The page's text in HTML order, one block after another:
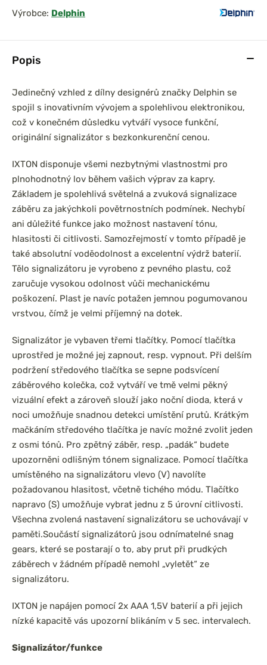
Popis
Jedinečný vzhled z dílny designérů značky Delphin se
spojil s inovativním vývojem a spolehlivou elektronikou,
což v konečném důsledku vytváří vysoce funkční,
originální signalizátor s bezkonkurenční cenou.
IXTON disponuje všemi nezbytnými vlastnostmi pro
plnohodnotný lov během vašich výprav za kapry.
Základem je spolehlivá světelná a zvuková signalizace
záběru za jakýchkoli povětrnostních podmínek. Nechybí
ani důležité funkce jako možnost nastavení tónu,
hlasitosti či citlivosti. Samozřejmostí v tomto případě je
také absolutní voděodolnost a excelentní výdrž baterií.
Tělo signalizátoru je vyrobeno z pevného plastu, což
zaručuje vysokou odolnost vůči mechanickému
poškození. Plast je navíc potažen jemnou pogumovanou
vrstvou, čímž je velmi příjemný na dotek.
Signalizátor je vybaven třemi tlačítky. Pomocí tlačítka
uprostřed je možné jej zapnout, resp. vypnout. Při delším
podržení středového tlačítka se sepne podsvícení
záběrového kolečka, což vytváří ve tmě velmi pěkný
vizuální efekt a zároveň slouží jako noční dioda, která v
noci umožňuje snadnou detekci umístění prutů. Krátkým
mačkáním středového tlačítka je navíc možné zvolit jeden
z osmi tónů. Pro zpětný záběr, resp. „padák“ budete
upozorněni odlišným tónem signalizace. Pomocí tlačítka
umístěného na signalizátoru vlevo (V) navolíte
požadovanou hlasitost, včetně tichého módu. Tlačítko
napravo (S) umožňuje vybrat jednu z 5 úrovní citlivosti.
Všechna zvolená nastavení signalizátoru se uchovávají v
paměti.Součástí signalizátorů jsou odnímatelné snag
gears, které se postarají o to, aby prut při prudkých
záběrech v žádném případě nemohl „vyletět“ ze
signalizátoru.
IXTON je napájen pomocí 2x AAA 1,5V baterií a při jejich
nízké kapacitě vás upozorní blikáním v 5 sec. intervalech.
Signalizátor/funkce
Výrobce: Delphin